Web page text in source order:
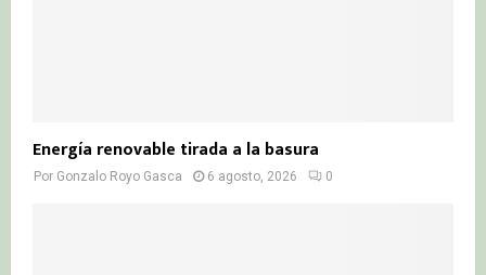
Energía renovable tirada a la basura
Por Gonzalo Royo Gasca 6 agosto, 2026 0